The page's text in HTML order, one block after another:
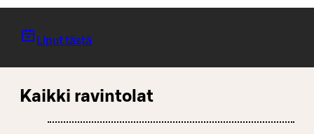
Liput tästä
Kaikki ravintolat